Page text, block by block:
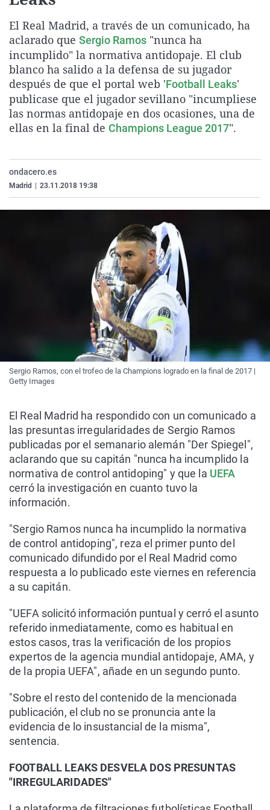
Gente viajera
Como el perro y el
Retornados
Equipo de
Operación Viuda
Galicia
La Rioja
Navarra
País Vasco
Televisión
Elecciones
El Real Madrid, a través de un comunicado, ha
aclarado que Sergio Ramos "nunca ha
incumplido" la normativa antidopaje. El club
blanco ha salido a la defensa de su jugador
después de que el portal web 'Football Leaks'
publicase que el jugador sevillano "incumpliese
las normas antidopaje en dos ocasiones, una de
ellas en la final de Champions League 2017".
ondacero.es
Madrid 23.11.2018 19:38
Sergio Ramos, con el trofeo de la Champions logrado en la final de 2017 |
Getty Images
El Real Madrid ha respondido con un comunicado a
las presuntas irregularidades de Sergio Ramos
publicadas por el semanario alemán "Der Spiegel",
aclarando que su capitán "nunca ha incumplido la
normativa de control antidoping" y que la UEFA
cerró la investigación en cuanto tuvo la
información.
"Sergio Ramos nunca ha incumplido la normativa
de control antidoping", reza el primer punto del
comunicado difundido por el Real Madrid como
respuesta a lo publicado este viernes en referencia
a su capitán.
"UEFA solicitó información puntual y cerró el asunto
referido inmediatamente, como es habitual en
estos casos, tras la verificación de los propios
expertos de la agencia mundial antidopaje, AMA, y
de la propia UEFA", añade en un segundo punto.
"Sobre el resto del contenido de la mencionada
publicación, el club no se pronuncia ante la
evidencia de lo insustancial de la misma",
sentencia.
FOOTBALL LEAKS DESVELA DOS PRESUNTAS
"IRREGULARIDADES"